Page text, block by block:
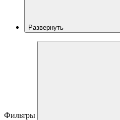
Развернуть
Фильтры